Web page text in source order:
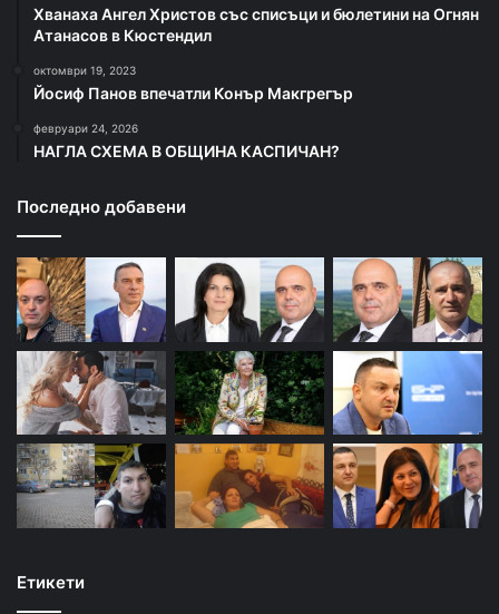
Хванаха Ангел Христов със списъци и бюлетини на Огнян
Атанасов в Кюстендил
октомври 19, 2023
Йосиф Панов впечатли Конър Макгрегър
февруари 24, 2026
НАГЛА СХЕМА В ОБЩИНА КАСПИЧАН?
Последно добавени
Етикети